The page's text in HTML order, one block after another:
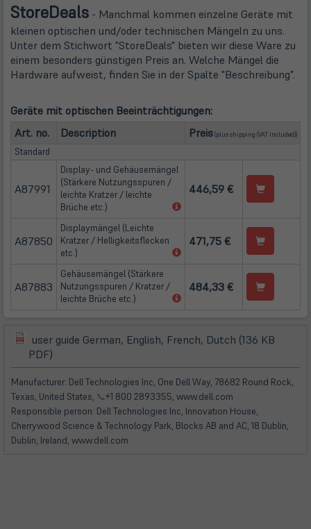
StoreDeals - Manchmal kommen einzelne Geräte mit
kleinen optischen und/oder technischen Mängeln zu uns.
Unter dem Stichwort "StoreDeals" bieten wir diese Ware zu
einem besonders günstigen Preis an. Welche Mängel die
Hardware aufweist, finden Sie in der Spalte "Beschreibung".
Geräte mit optischen Beeinträchtigungen:
Art. no.
Description Preis(plusshipping (VAT included))
Standard
A87991
Display- und Gehäusemängel
(Stärkere Nutzungsspuren /
leichte Kratzer / leichte
Brüche etc.)
(öffnet
Tab)
446,59 €
A87850
Displaymängel (Leichte
Kratzer / Helligkeitsflecken
etc.)
(öffnet
Tab)
471,75 €
A87883
Gehäusemängel (Stärkere
Nutzungsspuren / Kratzer /
leichte Brüche etc.)
(öffnet
Tab)
484,33 €
(öffnet
in
neuem
Tab)
user guide German, English, French, Dutch (136 KB
PDF)
in
neuem
Tab)
Manufacturer: Dell Technologies Inc, One Dell Way, 78682 Round Rock,
Texas, United States, 📞+1 800 2893355, www.dell.com
Responsible person: Dell Technologies Inc, Innovation House,
Cherrywood Science & Technology Park, Blocks AB and AC, 18 Dublin,
Dublin, Ireland, www.dell.com